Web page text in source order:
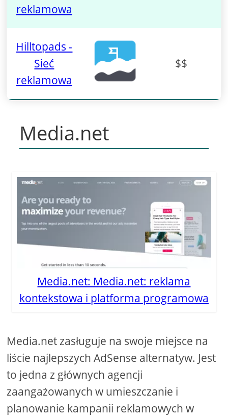
reklamowa
Hilltopads -
Sieć
reklamowa
$$
Media.net
Media.net: Media.net: reklama
kontekstowa i platforma programowa
Media.net zasługuje na swoje miejsce na
liście najlepszych AdSense alternatyw. Jest
to jedna z głównych agencji
zaangażowanych w umieszczanie i
planowanie kampanii reklamowych w